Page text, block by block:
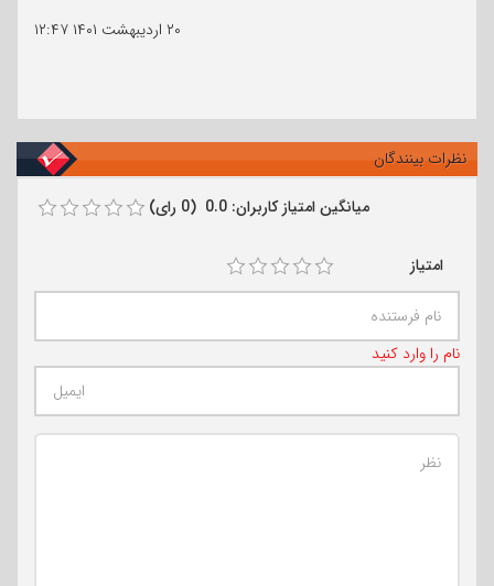
۲۰ اردیبهشت ۱۴۰۱
۱۲:۴۷
نظرات بینندگان
میانگین امتیاز کاربران: 0.0 (0 رای)
امتیاز
نام را وارد کنید